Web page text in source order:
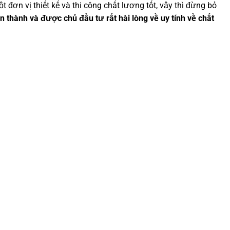
đơn vị thiết kế và thi công chất lượng tốt, vậy thì đừng bỏ
thành và được chủ đầu tư rất hài lòng về uy tính về chất